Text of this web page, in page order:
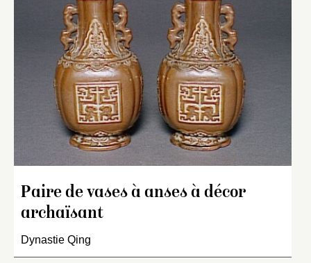
Paire de vases à anses à décor
archaïsant
Dynastie Qing